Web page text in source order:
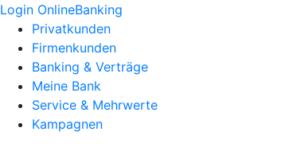
Login OnlineBanking
Privatkunden
Firmenkunden
Banking & Verträge
Meine Bank
Service & Mehrwerte
Kampagnen